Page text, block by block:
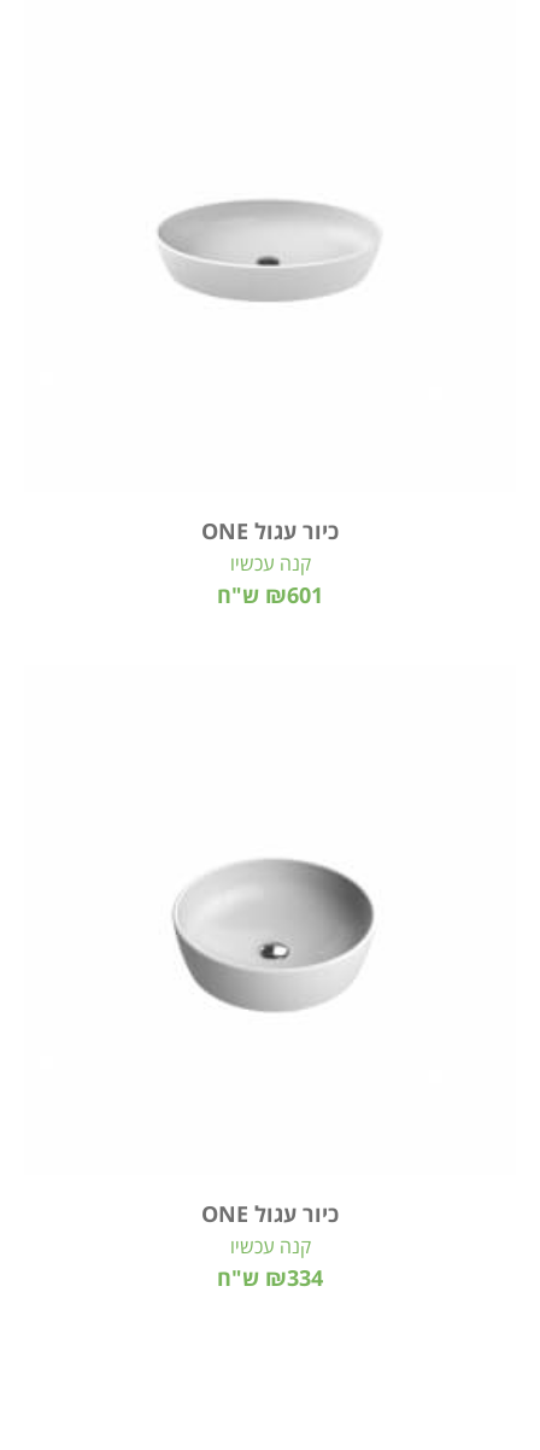
כיור עגול ONE
₪601 ש"ח
קנה עכשיו
כיור עגול ONE
₪334 ש"ח
קנה עכשיו